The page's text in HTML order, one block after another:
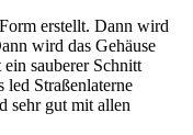
erstellt. Dann wird
wird das Gehäuse
sauberer Schnitt
Straßenlaterne
sehr gut mit allen